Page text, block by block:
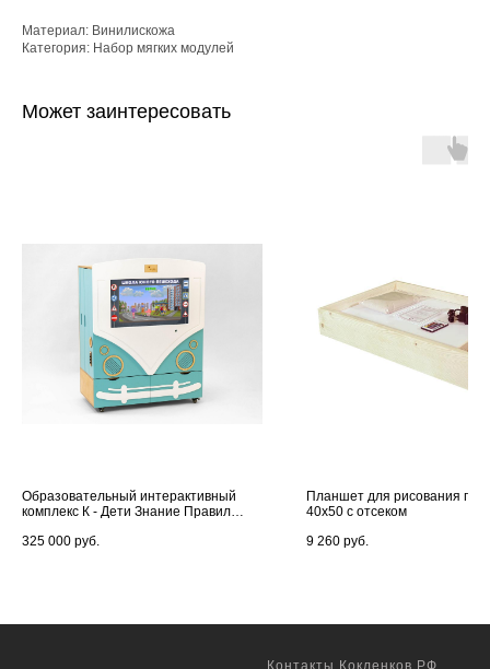
Материал: Винилискожа
Категория: Набор мягких модулей
Может заинтересовать
Образовательный интерактивный
комплекс К - Дети Знание Правил
325 000 руб.
Планшет для рисования
40x50 с отсеком
9 260 руб.
Контакты Кокленков.РФ